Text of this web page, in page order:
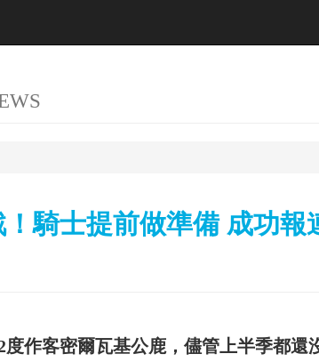
騎士提前做準備 成功報
度作客密爾瓦基公鹿，儘管上半季都還